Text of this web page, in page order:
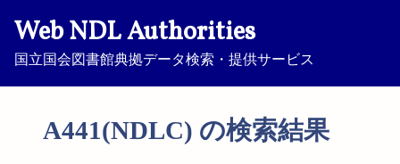
Web NDL Authorities
国立国会図書館典拠データ検索・提供サービス
A441(NDLC) の検索結果